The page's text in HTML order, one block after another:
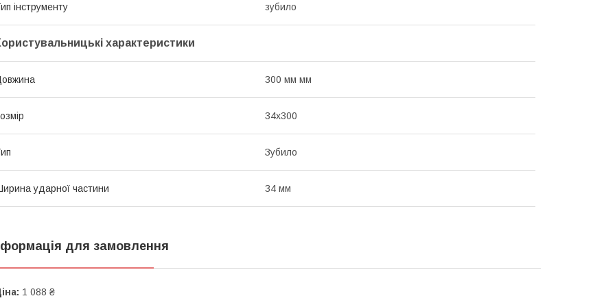
інструменту зубило
характеристики
300 мм мм
34х300
Зубило
ударної частини 34 мм
для замовлення
1 088 ₴